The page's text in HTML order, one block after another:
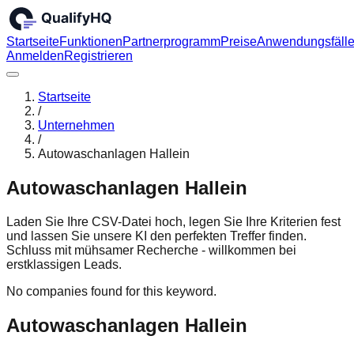
StartseiteFunktionenPartnerprogrammPreiseAnwendungsfälle
AnmeldenRegistrieren
Startseite
/
Unternehmen
/
Autowaschanlagen Hallein
Autowaschanlagen Hallein
Laden Sie Ihre CSV-Datei hoch, legen Sie Ihre Kriterien fest
und lassen Sie unsere KI den perfekten Treffer finden.
Schluss mit mühsamer Recherche - willkommen bei
erstklassigen Leads.
No companies found for this keyword.
Autowaschanlagen Hallein